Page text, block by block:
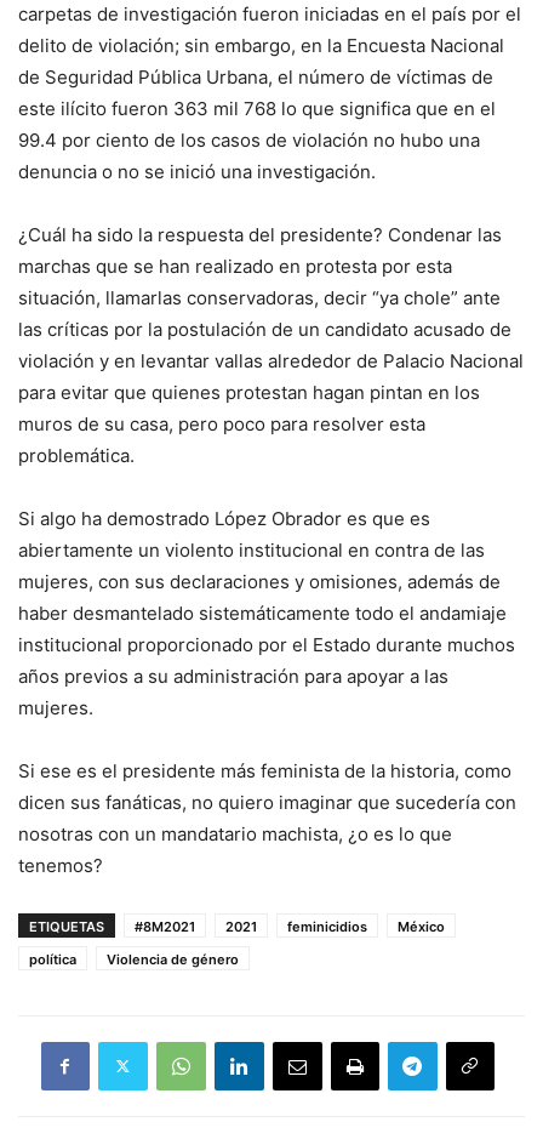
carpetas de investigación fueron iniciadas en el país por el
delito de violación; sin embargo, en la Encuesta Nacional
de Seguridad Pública Urbana, el número de víctimas de
este ilícito fueron 363 mil 768 lo que significa que en el
99.4 por ciento de los casos de violación no hubo una
denuncia o no se inició una investigación.
¿Cuál ha sido la respuesta del presidente? Condenar las
marchas que se han realizado en protesta por esta
situación, llamarlas conservadoras, decir “ya chole” ante
las críticas por la postulación de un candidato acusado de
violación y en levantar vallas alrededor de Palacio Nacional
para evitar que quienes protestan hagan pintan en los
muros de su casa, pero poco para resolver esta
problemática.
Si algo ha demostrado López Obrador es que es
abiertamente un violento institucional en contra de las
mujeres, con sus declaraciones y omisiones, además de
haber desmantelado sistemáticamente todo el andamiaje
institucional proporcionado por el Estado durante muchos
años previos a su administración para apoyar a las
mujeres.
Si ese es el presidente más feminista de la historia, como
dicen sus fanáticas, no quiero imaginar que sucedería con
nosotras con un mandatario machista, ¿o es lo que
tenemos?
ETIQUETAS #8M2021 2021 feminicidios
México
política
Violencia de género